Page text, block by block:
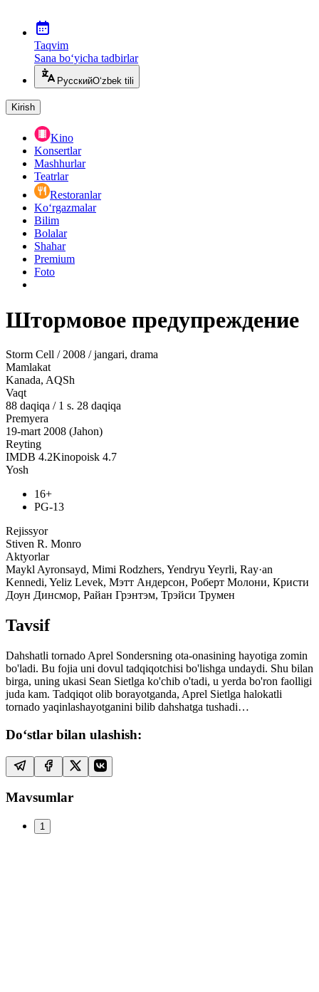
Taqvim
Sana bo‘yicha tadbirlar
РусскийO‘zbek tili
Kirish
Kino
Konsertlar
Mashhurlar
Teatrlar
Restoranlar
Ko‘rgazmalar
Bilim
Bolalar
Shahar
Premium
Foto
Штормовое предупреждение
Storm Cell / 2008 / jangari, drama
Mamlakat
Kanada, AQSh
Vaqt
88 daqiqa / 1 s. 28 daqiqa
Premyera
19-mart 2008 (Jahon)
Reyting
IMDB 4.2Kinopoisk 4.7
Yosh
16+
PG-13
Rejissyor
Stiven R. Monro
Aktyorlar
Maykl Ayronsayd, Mimi Rodzhers, Yendryu Yeyrli, Ray·an
Kennedi, Yeliz Levek, Мэтт Андерсон, Роберт Молони, Кристи
Доун Динсмор, Райан Грэнтэм, Трэйси Трумен
Tavsif
Dahshatli tornado Aprel Sondersning ota-onasining hayotiga zomin
bo'ladi. Bu fojia uni dovul tadqiqotchisi bo'lishga undaydi. Shu bilan
birga, uning ukasi Sean Sietlga ko'chib o'tadi, u yerda bo'ron faolligi
juda kam. Tadqiqot olib borayotganda, Aprel Sietlga halokatli
tornado yaqinlashayotganini bilib dahshatga tushadi…
Do‘stlar bilan ulashish:
Mavsumlar
1